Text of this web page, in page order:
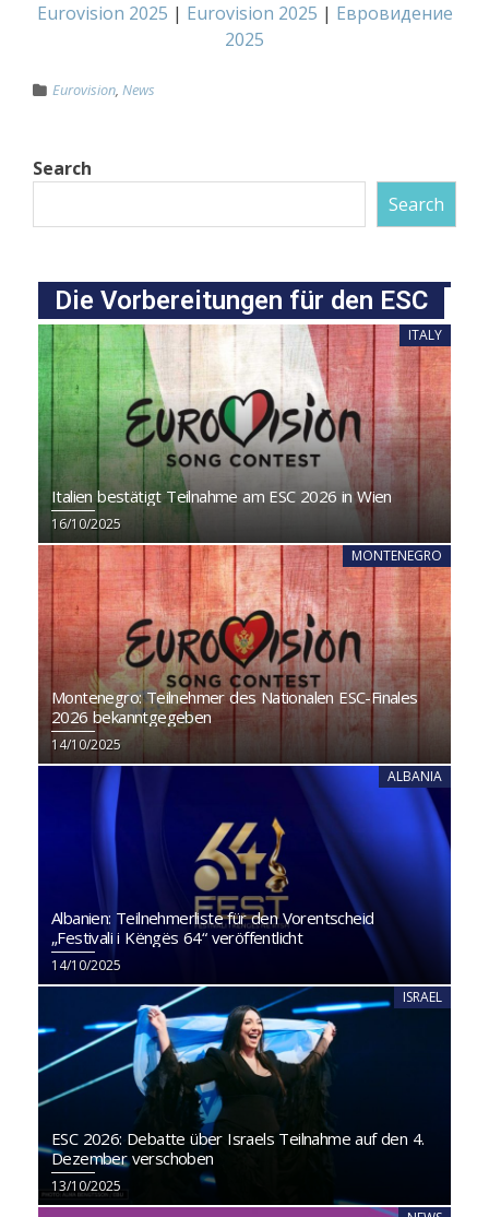
Eurovision 2025 | Eurovision 2025 | Евровидение
2025
Eurovision, News
Search
Search
Die Vorbereitungen für den ESC
ITALY
Italien bestätigt Teilnahme am ESC 2026 in Wien
16/10/2025
MONTENEGRO
Montenegro: Teilnehmer des Nationalen ESC-Finales
2026 bekanntgegeben
14/10/2025
ALBANIA
Albanien: Teilnehmerliste für den Vorentscheid
„Festivali i Këngës 64“ veröffentlicht
14/10/2025
ISRAEL
ESC 2026: Debatte über Israels Teilnahme auf den 4.
Dezember verschoben
13/10/2025